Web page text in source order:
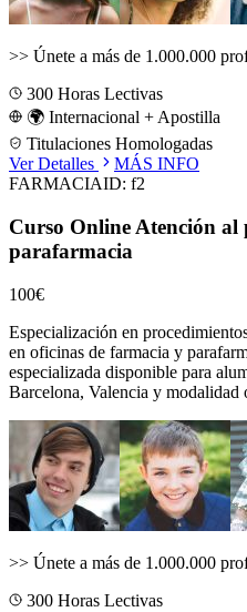
>> Únete a más de 1.000.000
300 Horas Lectivas
🌍 Internacional + Apostilla
Titulaciones Homologadas
Ver Detalles
MÁS INFO
FARMACIAID: f2
Curso Online Atención
parafarmacia
100€
Especialización en
en oficinas de farmacia y
especializada disponible para
Barcelona, Valencia y modalidad
>> Únete a más de 1.000.000
300 Horas Lectivas